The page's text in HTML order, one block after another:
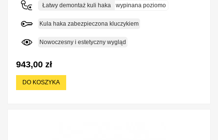
Łatwy demontaż kuli haka wypinana poziomo
Kula haka zabezpieczona kluczykiem
Nowoczesny i estetyczny wygląd
943,00 zł
DO KOSZYKA